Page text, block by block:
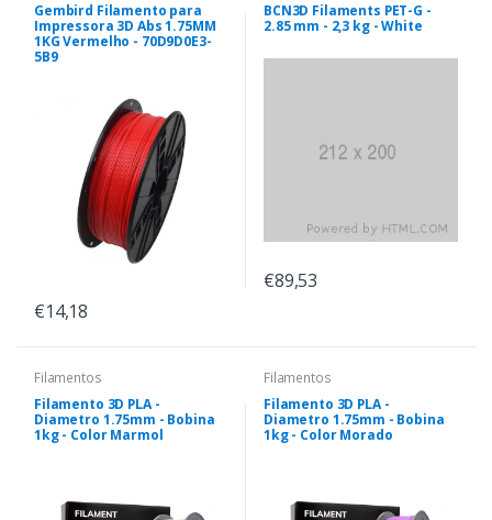
Gembird Filamento para
Impressora 3D Abs 1.75MM
1KG Vermelho - 70D9D0E3-
5B9
€14,18
BCN3D Filaments PET-G -
2.85 mm - 2,3 kg - White
€89,53
Filamentos
Filamento 3D PLA -
Diametro 1.75mm - Bobina
1kg - Color Marmol
Filamentos
Filamento 3D PLA -
Diametro 1.75mm - Bobina
1kg - Color Morado